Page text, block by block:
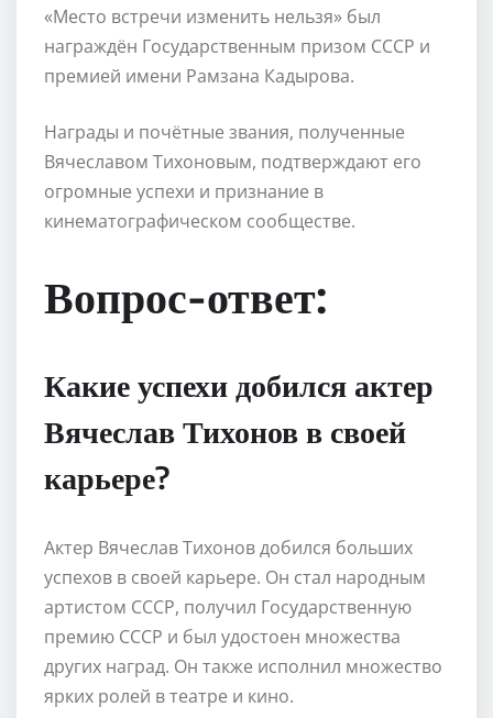
«Место встречи изменить нельзя» был
награждён Государственным призом СССР и
премией имени Рамзана Кадырова.
Награды и почётные звания, полученные
Вячеславом Тихоновым, подтверждают его
огромные успехи и признание в
кинематографическом сообществе.
Вопрос-ответ:
Какие успехи добился актер
Вячеслав Тихонов в своей
карьере?
Актер Вячеслав Тихонов добился больших
успехов в своей карьере. Он стал народным
артистом СССР, получил Государственную
премию СССР и был удостоен множества
других наград. Он также исполнил множество
ярких ролей в театре и кино.